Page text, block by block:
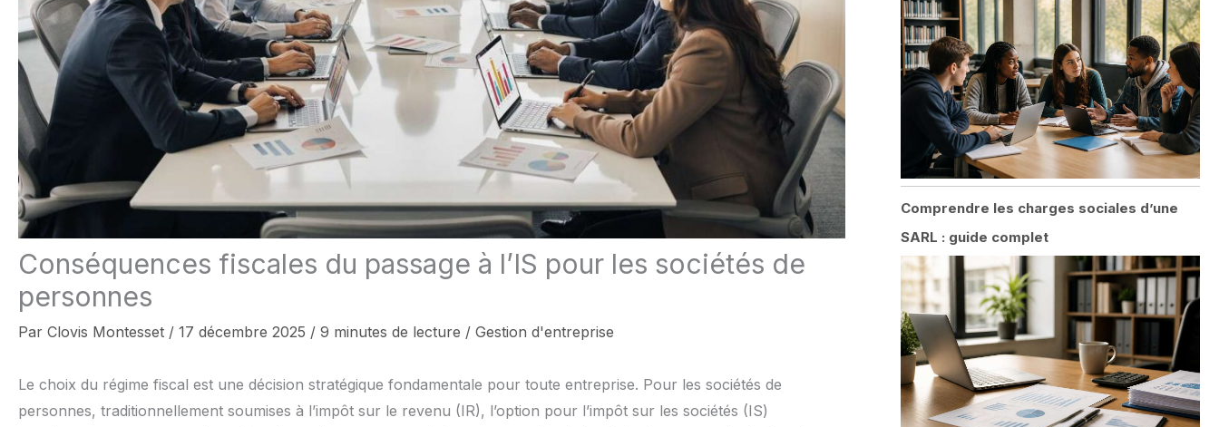
Conséquences fiscales du passage à l’IS pour les sociétés de
personnes
Par Clovis Montesset / 17 décembre 2025 / 9 minutes de lecture / Gestion d'entreprise
Le choix du régime fiscal est une décision stratégique fondamentale pour toute entreprise. Pour les sociétés de
personnes, traditionnellement soumises à l’impôt sur le revenu (IR), l’option pour l’impôt sur les sociétés (IS)
Comprendre les charges sociales d’une
SARL : guide complet